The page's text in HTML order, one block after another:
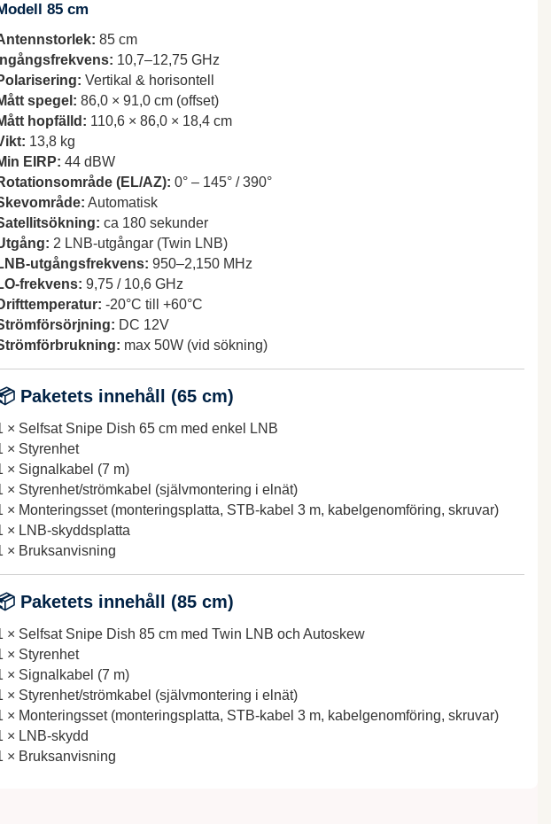
85 cm
85 cm
Ingångsfrekvens: 10,7–12,75 GHz
Vertikal & horisontell
spegel: 86,0 × 91,0 cm (offset)
hopfälld: 110,6 × 86,0 × 18,4 cm
13,8 kg
EIRP: 44 dBW
(EL/AZ): 0° – 145° / 390°
Automatisk
ca 180 sekunder
2 LNB-utgångar (Twin LNB)
utgångsfrekvens: 950–2,150 MHz
frekvens: 9,75 / 10,6 GHz
-20°C till +60°C
DC 12V
max 50W (vid sökning)
Paketets innehåll (65 cm)
× Selfsat Snipe Dish 65 cm med enkel LNB
× Styrenhet
× Signalkabel (7 m)
× Styrenhet/strömkabel (självmontering i elnät)
× Monteringsset (monteringsplatta, STB-kabel 3 m, kabelgenomföring, skruvar)
× LNB-skyddsplatta
× Bruksanvisning
Paketets innehåll (85 cm)
× Selfsat Snipe Dish 85 cm med Twin LNB och Autoskew
× Styrenhet
× Signalkabel (7 m)
× Styrenhet/strömkabel (självmontering i elnät)
× Monteringsset (monteringsplatta, STB-kabel 3 m, kabelgenomföring, skruvar)
× LNB-skydd
× Bruksanvisning